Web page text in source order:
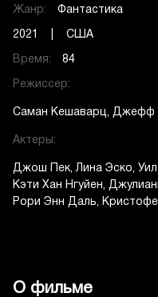
Жанр: Фантастика
2021 | США
Время: 84
Режиссер:
Саман Кешаварц Джефф
Актеры:
Джош Пек Лина Эско
Кэти Хан Нгуйен
Рори Энн Даль
О фильме